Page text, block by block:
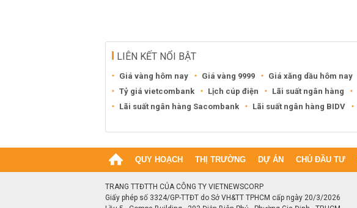
LIÊN KẾT NỔI BẬT
Giá vàng hôm nay Giá vàng 9999 Giá xăng dầu hôm nay
Tỷ giá vietcombank
Lịch cúp điện Lãi suất ngân hàng
Lãi suất ngân hàng Sacombank
Lãi suất ngân hàng BIDV
QUY HOẠCH THỊ TRƯỜNG DỰ ÁN CHỦ ĐẦU TƯ
TRANG TTĐTTH CỦA CÔNG TY VIETNEWSCORP
Giấy phép số 3324/GP-TTĐT do Sở VH&TT TPHCM cấp ngày 20/3/2026